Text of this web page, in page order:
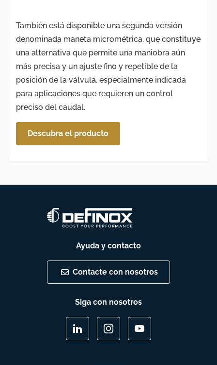
También está disponible una segunda versión
denominada maneta micrométrica, que constituye
una alternativa que permite una maniobra aún
más precisa y un ajuste fino y repetible de la
posición de la válvula, especialmente indicada
para aplicaciones que requieren un control
preciso del caudal.
Descubra el producto
Ayuda y contacto
Contacte con nosotros
Siga con nosotros